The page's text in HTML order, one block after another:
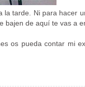
la tarde. Ni para hacer
bajen de aquí te vas a
os pueda contar mi